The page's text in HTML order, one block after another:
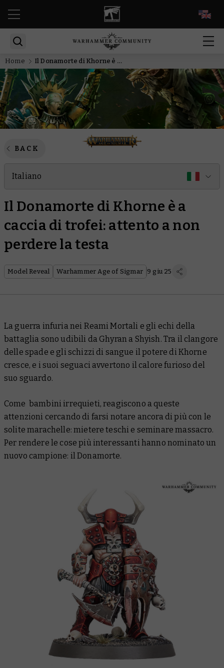
Home Il Donamorte di Khorne è a caccia di trofei: attento a non perdere la testa
BACK
Italiano
Il Donamorte di Khorne è a
caccia di trofei: attento a non
perdere la testa
Model Reveal Warhammer Age of Sigmar 9 giu 25
La guerra infuria nei Reami Mortali e gli echi della
battaglia sono udibili da Ghyran a Shyish. Tra il clangore
delle spade e gli schizzi di sangue il potere di Khorne
cresce, e i suoi seguaci avvertono il calore furioso del
suo sguardo.
Come bambini irrequieti, reagiscono a queste
attenzioni cercando di farsi notare ancora di più con le
solite marachelle: mietere teschi e seminare massacro.
Per rendere le cose più interessanti hanno nominato un
nuovo campione: il Donamorte.